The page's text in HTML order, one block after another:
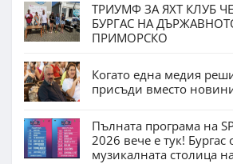
ТРИУМФ ЗА ЯХТ КЛУБ
БУРГАС НА
ПРИМОРСКО
Когато една медия
присъди вместо
Пълната програма на
2026 вече е тук!
музикалната столица